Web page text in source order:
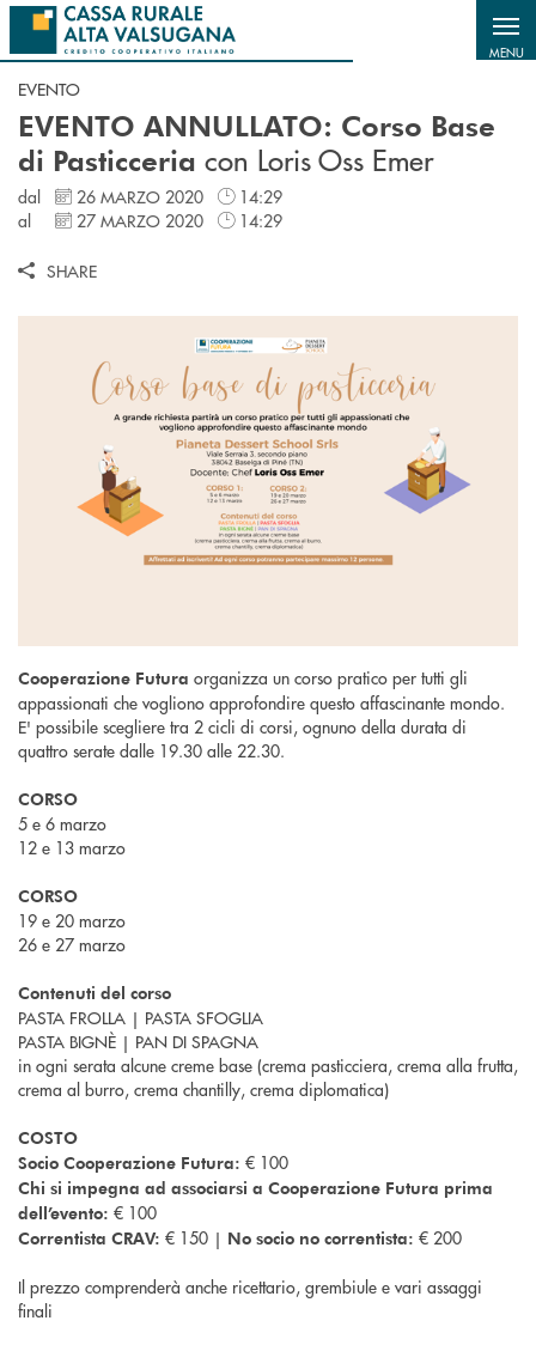
Salta al contenuto principale
MENU
EVENTO
EVENTO ANNULLATO: Corso Base
di Pasticceria con Loris Oss Emer
dal 26 MARZO 2020
14:29
al
27 MARZO 2020 14:29
SHARE
Cooperazione Futura organizza un corso pratico per tutti gli
appassionati che vogliono approfondire questo affascinante mondo.
E' possibile scegliere tra 2 cicli di corsi, ognuno della durata di
quattro serate dalle 19.30 alle 22.30.
CORSO
5 e 6 marzo
12 e 13 marzo
CORSO
19 e 20 marzo
26 e 27 marzo
Contenuti del corso
PASTA FROLLA | PASTA SFOGLIA
PASTA BIGNÈ | PAN DI SPAGNA
in ogni serata alcune creme base (crema pasticciera, crema alla frutta,
crema al burro, crema chantilly, crema diplomatica)
COSTO
Socio Cooperazione Futura: € 100
Chi si impegna ad associarsi a Cooperazione Futura prima
dell’evento: € 100
Correntista CRAV: € 150 | No socio no correntista: € 200
Il prezzo comprenderà anche ricettario, grembiule e vari assaggi
finali